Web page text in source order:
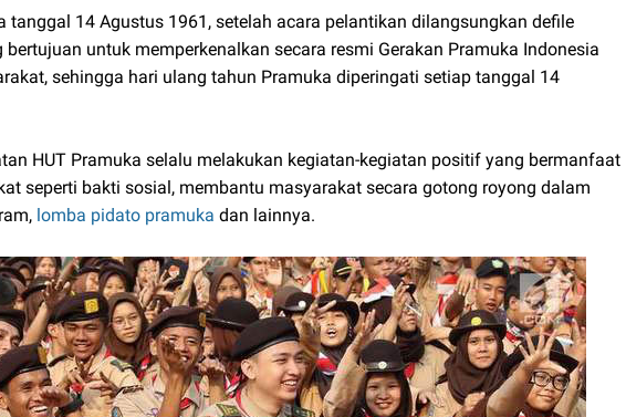
tanggal 14 Agustus 1961, setelah acara pelantikan dilangsungkan defile
bertujuan untuk memperkenalkan secara resmi Gerakan Pramuka Indonesia
sehingga hari ulang tahun Pramuka diperingati setiap tanggal 14
HUT Pramuka selalu melakukan kegiatan-kegiatan positif yang bermanfaat
seperti bakti sosial, membantu masyarakat secara gotong royong dalam
lomba pidato pramuka dan lainnya.